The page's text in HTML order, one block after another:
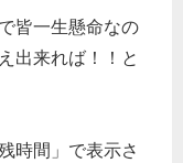
皆一生懸命なの
出来れば！！と
時間」で表示さ